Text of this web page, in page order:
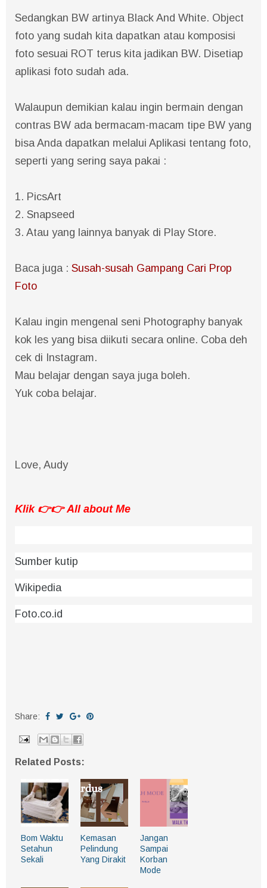
Sedangkan BW artinya Black And White. Object
foto yang sudah kita dapatkan atau komposisi
foto sesuai ROT terus kita jadikan BW. Disetiap
aplikasi foto sudah ada.
Walaupun demikian kalau ingin bermain dengan
contras BW ada bermacam-macam tipe BW yang
bisa Anda dapatkan melalui Aplikasi tentang foto,
seperti yang sering saya pakai :
1. PicsArt
2. Snapseed
3. Atau yang lainnya banyak di Play Store.
Baca juga : Susah-susah Gampang Cari Prop
Foto
Kalau ingin mengenal seni Photography banyak
kok les yang bisa diikuti secara online. Coba deh
cek di Instagram.
Mau belajar dengan saya juga boleh.
Yuk coba belajar.
Love, Audy
Klik 👉👉All about Me
Sumber kutip
Wikipedia
Foto.co.id
Share:
Related Posts:
Bom Waktu
Setahun
Sekali
Kemasan
Pelindung
Yang Dirakit
Jangan
Sampai
Korban
Mode